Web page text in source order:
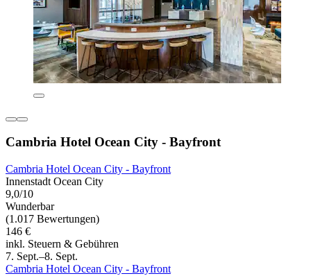
Cambria Hotel Ocean City - Bayfront
Cambria Hotel Ocean City - Bayfront
Innenstadt Ocean City
9,0/10
Wunderbar
(1.017 Bewertungen)
146 €
inkl. Steuern & Gebühren
7. Sept.–8. Sept.
Cambria Hotel Ocean City - Bayfront